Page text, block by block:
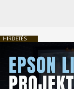
HIRDETÉS